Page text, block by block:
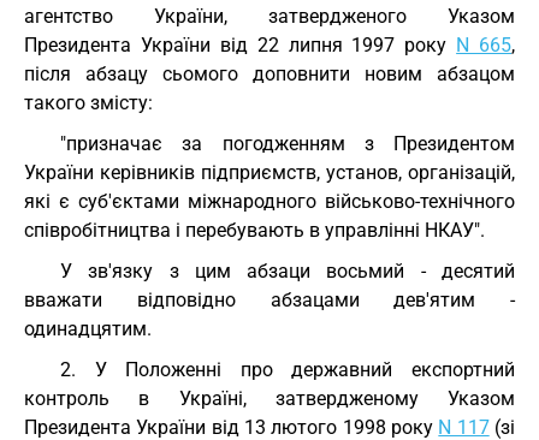
агентство України, затвердженого Указом
Президента України від 22 липня 1997 року N 665,
після абзацу сьомого доповнити новим абзацом
такого змісту:
"призначає за погодженням з Президентом
України керівників підприємств, установ, організацій,
які є суб'єктами міжнародного військово-технічного
співробітництва і перебувають в управлінні НКАУ".
У зв'язку з цим абзаци восьмий - десятий
вважати відповідно абзацами дев'ятим -
одинадцятим.
2. У Положенні про державний експортний
контроль в Україні, затвердженому Указом
Президента України від 13 лютого 1998 року N 117(зі